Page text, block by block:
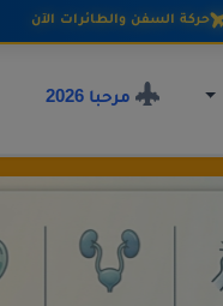
حركة السفن والطائرات الآن
مرحبا 2026